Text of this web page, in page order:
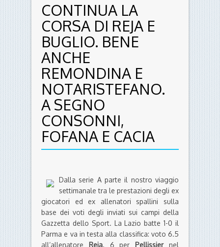
CONTINUA LA
CORSA DI REJA E
BUGLIO. BENE
ANCHE
REMONDINA E
NOTARISTEFANO.
A SEGNO
CONSONNI,
FOFANA E CACIA
Dalla serie A parte il nostro viaggio
settimanale tra le prestazioni degli ex
giocatori ed ex allenatori spallini sulla
base dei voti degli inviati sui campi della
Gazzetta dello Sport. La Lazio batte 1-0 il
Parma e va in testa alla classifica: voto 6.5
all’allenatore Reja. 6 per Pellissiernel